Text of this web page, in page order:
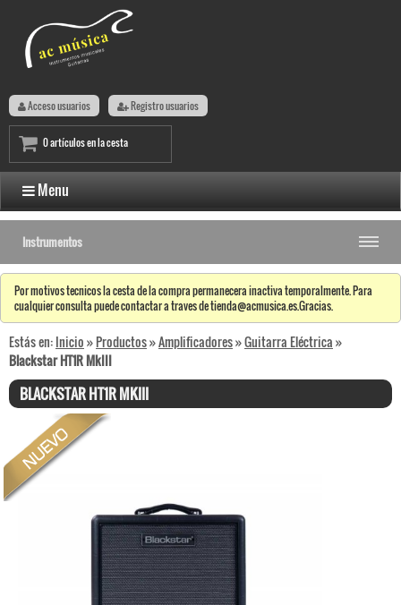
Acceso usuarios Registro usuarios
0 artículos en la cesta
Menu
Instrumentos
Por motivos tecnicos la cesta de la compra permanecera inactiva temporalmente. Para
cualquier consulta puede contactar a traves de tienda@acmusica.es.Gracias.
Estás en:Inicio»Productos»Amplificadores»Guitarra Eléctrica»
Blackstar HT1R MkIII
BLACKSTAR HT1R MKIII